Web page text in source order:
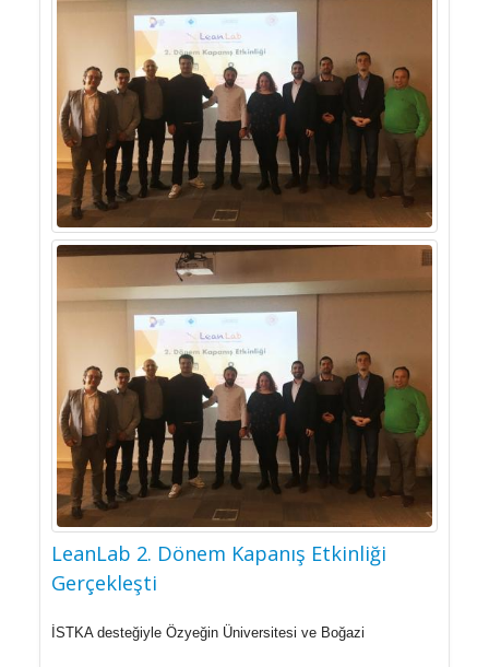
LeanLab 2. Dönem Kapanış Etkinliği
Gerçekleşti
İSTKA desteğiyle Özyeğin Üniversitesi ve Boğazi